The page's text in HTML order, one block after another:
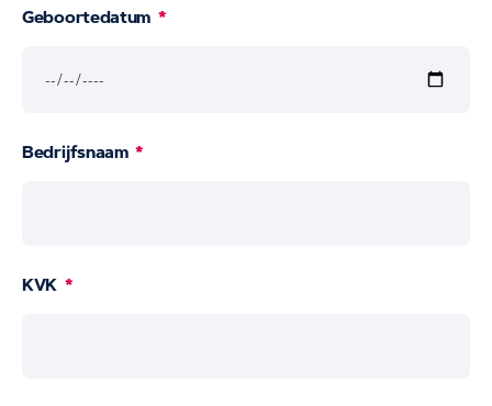
Geboortedatum
Bedrijfsnaam
KVK